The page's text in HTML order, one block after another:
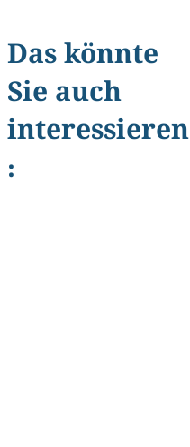
Das könnte
Sie auch
interessieren
: